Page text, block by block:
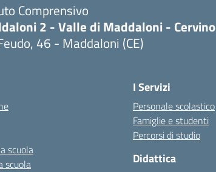
Comprensivo
2 - Valle di Maddaloni - Cervino
46 - Maddaloni (CE)
scuola
scuola
I Servizi
Personale scolastico
Famiglie e studenti
Percorsi di studio
Didattica